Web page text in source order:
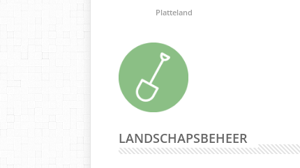
Platteland
LANDSCHAPSBEHEER